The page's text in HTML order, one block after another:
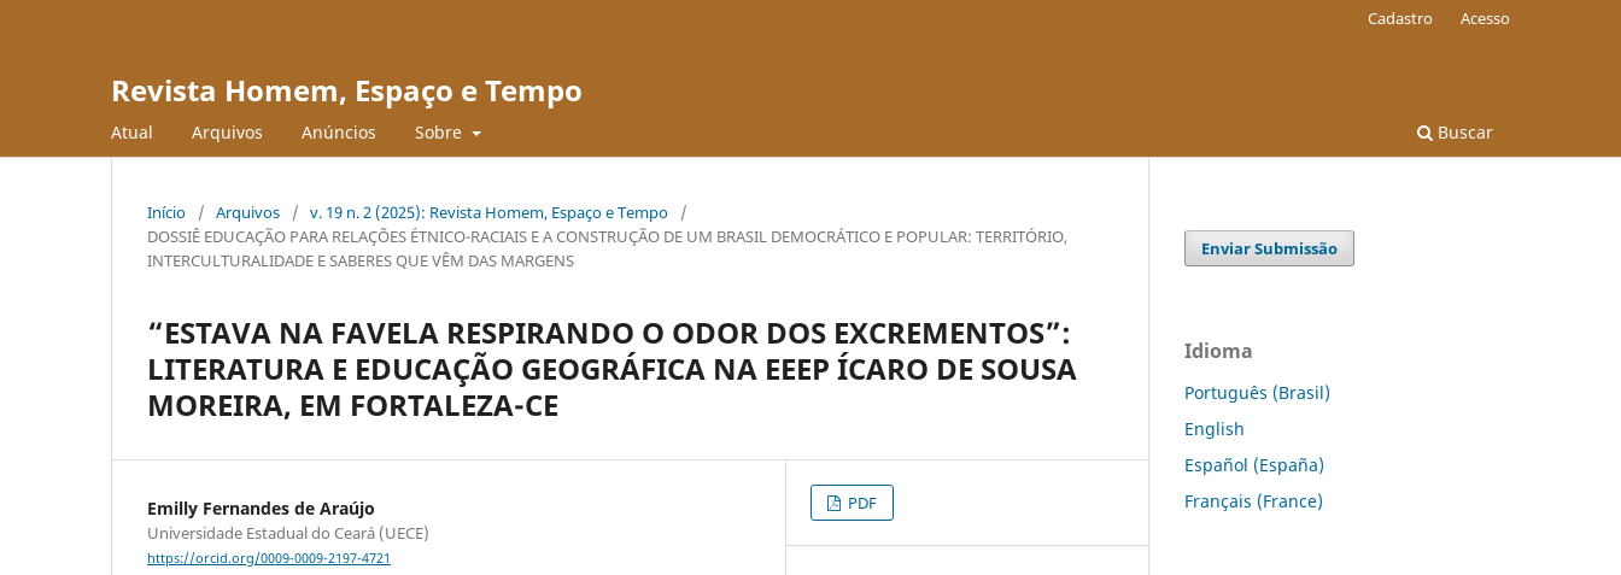
Revista Homem, Espaço e Tempo
Atual Arquivos Anúncios Sobre Buscar
Cadastro Acesso
Início / Arquivos / v. 19 n. 2 (2025): Revista Homem, Espaço e Tempo
/
DOSSIÊ EDUCAÇÃO PARA RELAÇÕES ÉTNICO-RACIAIS E A CONSTRUÇÃO DE UM BRASIL DEMOCRÁTICO E POPULAR: TERRITÓRIO,
INTERCULTURALIDADE E SABERES QUE VÊM DAS MARGENS
“ESTAVA NA FAVELA RESPIRANDO O ODOR DOS EXCREMENTOS”:
LITERATURA E EDUCAÇÃO GEOGRÁFICA NA EEEP ÍCARO DE SOUSA
MOREIRA, EM FORTALEZA-CE
Emilly Fernandes de Araújo
Universidade Estadual do Ceará (UECE)
https://orcid.org/0009-0009-2197-4721
PDF
Enviar Submissão
Idioma
Português (Brasil)
English
Español (España)
Français (France)